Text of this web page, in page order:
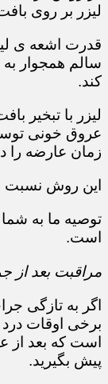
لیزر بر روی
قدرت اشعه ی
سالم همجوار
کند.
لیزر با تبخیر
عروق خونی
زمان عارضه را
این روش نسبت
توصیه ما به
است.
مراقبت بعد از
اگر به تازگی
برخی اوقات
است که بعد از
پیش بگیرید.